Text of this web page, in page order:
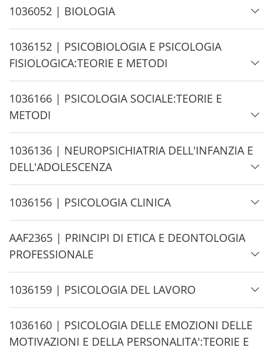
d
e
H
i
d
e
1036052 | BIOLOGIA
H
i
d
e
1036152 | PSICOBIOLOGIA E PSICOLOGIA
FISIOLOGICA:TEORIE E METODI
H
i
d
e
1036166 | PSICOLOGIA SOCIALE:TEORIE E
METODI
H
i
d
e
1036136 | NEUROPSICHIATRIA DELL'INFANZIA E
DELL'ADOLESCENZA
H
i
d
e
1036156 | PSICOLOGIA CLINICA
H
i
d
e
AAF2365 | PRINCIPI DI ETICA E DEONTOLOGIA
PROFESSIONALE
H
i
d
e
1036159 | PSICOLOGIA DEL LAVORO
H
i
1036160 | PSICOLOGIA DELLE EMOZIONI DELLE
MOTIVAZIONI E DELLA PERSONALITA':TEORIE E